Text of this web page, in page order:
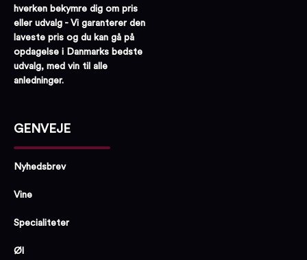
hverken bekymre dig om pris
eller udvalg - Vi garanterer den
laveste pris og du kan gå på
opdagelse i Danmarks bedste
udvalg, med vin til alle
anledninger.
GENVEJE
Nyhedsbrev
Vine
Specialiteter
Øl